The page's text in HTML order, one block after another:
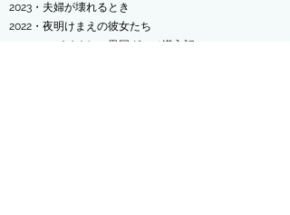
​2023・夫婦が壊れるとき
2022・夜明けまえの彼女たち
2022・スパイめし～異国グルメ潜入記～